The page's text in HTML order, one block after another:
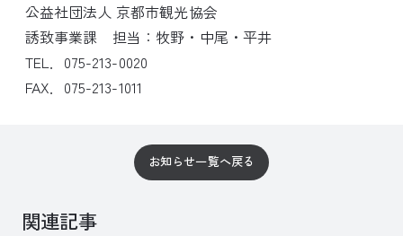
公益社団法人 京都市観光協会
誘致事業課 担当：牧野・中尾・平井
TEL．075-213-0020
FAX．075-213-1011
お知らせ一覧へ戻る
関連記事